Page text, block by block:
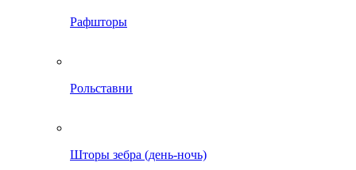
Рафшторы
Рольставни
Шторы зебра (день-ночь)